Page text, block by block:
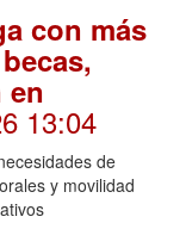
con más
13:04
de
y movilidad